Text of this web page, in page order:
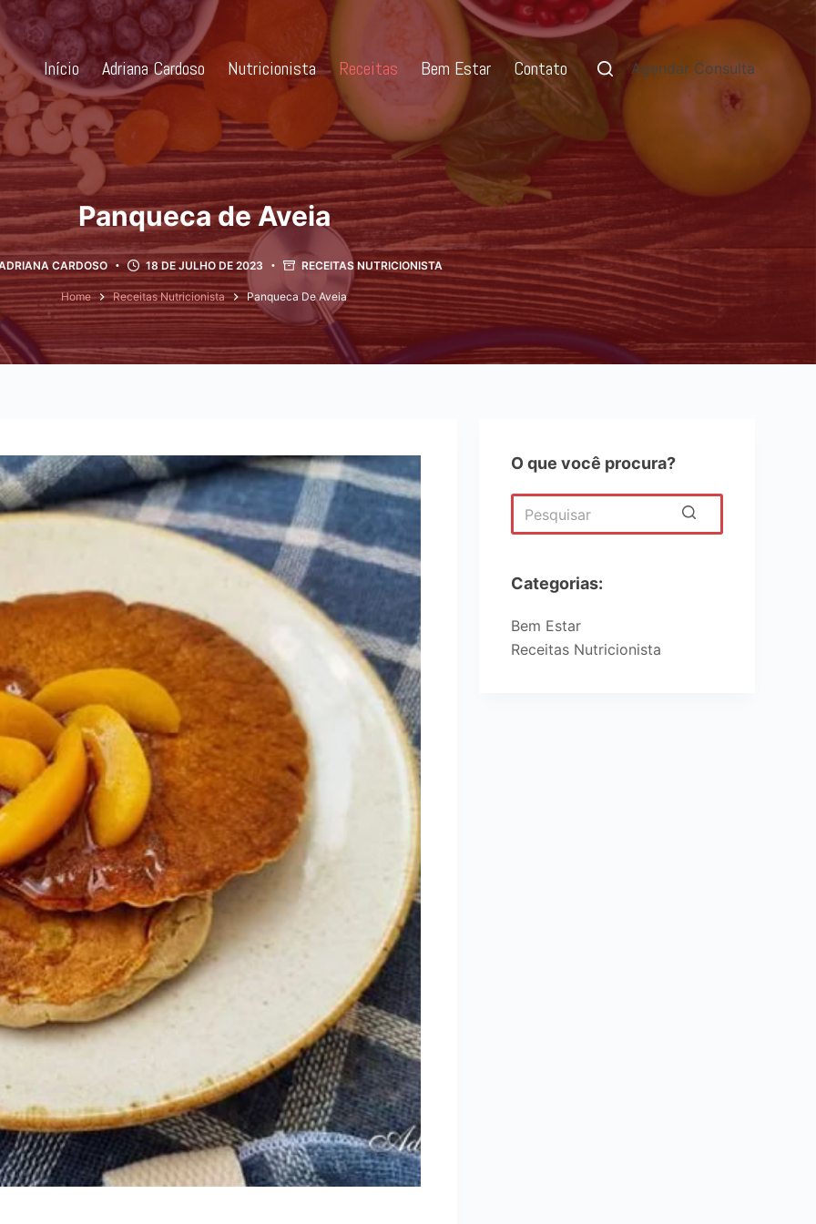
Início Adriana Cardoso Nutricionista Receitas Bem Estar Contato Agendar Consulta
Panqueca de Aveia
CARDOSO 18 DE JULHO DE 2023 RECEITAS NUTRICIONISTA
Home Receitas Nutricionista Panqueca De Aveia
O que você procura?
Categorias:
Bem Estar
Receitas Nutricionista